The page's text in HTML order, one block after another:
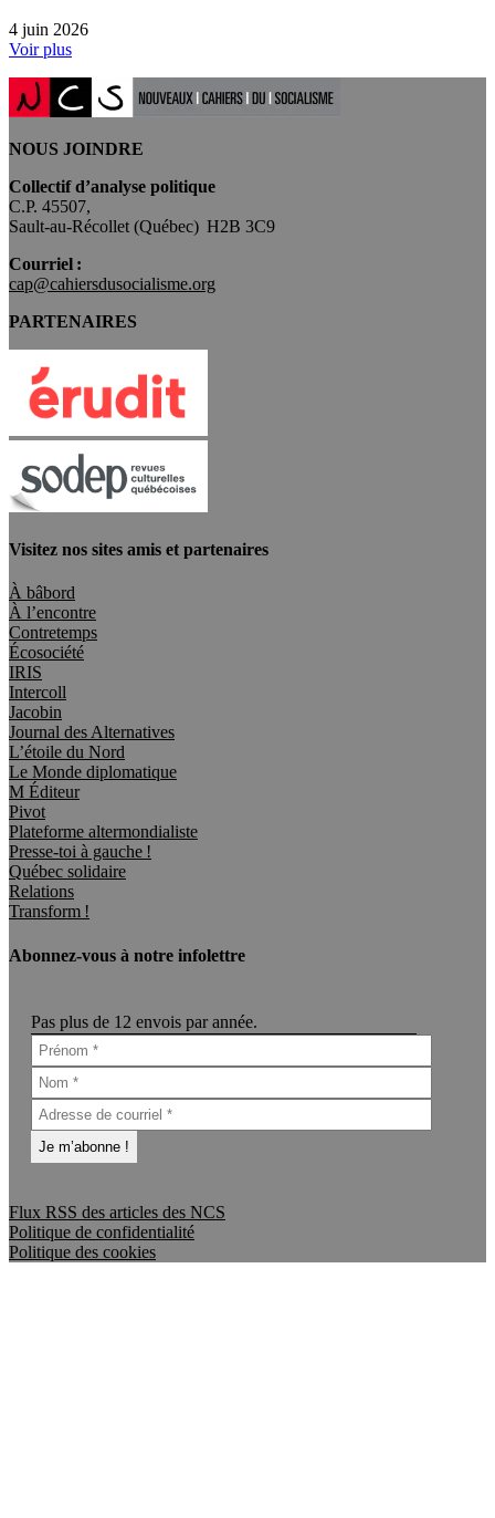
4 juin 2026
Voir plus
NOUS JOINDRE
Collectif d’analyse politique
C.P. 45507,
Sault-au-Récollet (Québec) H2B 3C9
Courriel :
cap@cahiersdusocialisme.org
PARTENAIRES
Visitez nos sites amis et partenaires
À bâbord
À l’encontre
Contretemps
Écosociété
IRIS
Intercoll
Jacobin
Journal des Alternatives
L’étoile du Nord
Le Monde diplomatique
M Éditeur
Pivot
Plateforme altermondialiste
Presse-toi à gauche !
Québec solidaire
Relations
Transform !
Abonnez-vous à notre infolettre
Pas plus de 12 envois par année.
Flux RSS des articles des NCS
Politique de confidentialité
Politique des cookies